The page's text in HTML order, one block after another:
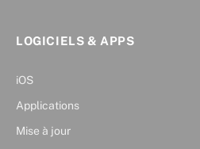
LOGICIELS & APPS
iOS
Applications
Mise à jour